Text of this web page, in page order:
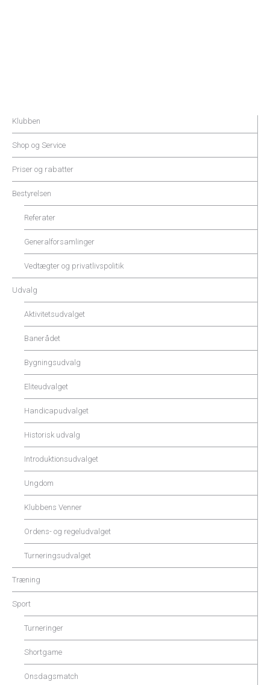
Klubben
Shop og Service
Priser og rabatter
Bestyrelsen
Referater
Generalforsamlinger
Vedtægter og privatlivspolitik
Udvalg
Aktivitetsudvalget
Banerådet
Bygningsudvalg
Eliteudvalget
Handicapudvalget
Historisk udvalg
Introduktionsudvalget
Ungdom
Klubbens Venner
Ordens- og regeludvalget
Turneringsudvalget
Træning
Sport
Turneringer
Shortgame
Onsdagsmatch